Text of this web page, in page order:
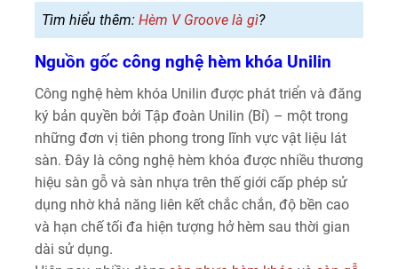
Tìm hiểu thêm: Hèm V Groove là gì?
Nguồn gốc công nghệ hèm khóa Unilin
Công nghệ hèm khóa Unilin được phát triển và đăng
ký bản quyền bởi Tập đoàn Unilin (Bỉ) – một trong
những đơn vị tiên phong trong lĩnh vực vật liệu lát
sàn. Đây là công nghệ hèm khóa được nhiều thương
hiệu sàn gỗ và sàn nhựa trên thế giới cấp phép sử
dụng nhờ khả năng liên kết chắc chắn, độ bền cao
và hạn chế tối đa hiện tượng hở hèm sau thời gian
dài sử dụng.